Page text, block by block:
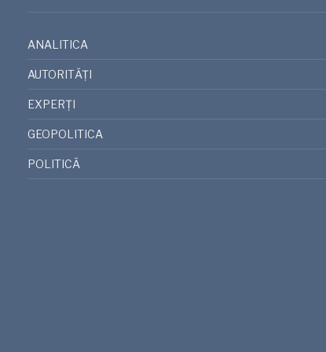
ANALITICA
AUTORITĂȚI
EXPERȚI
GEOPOLITICA
POLITICĂ